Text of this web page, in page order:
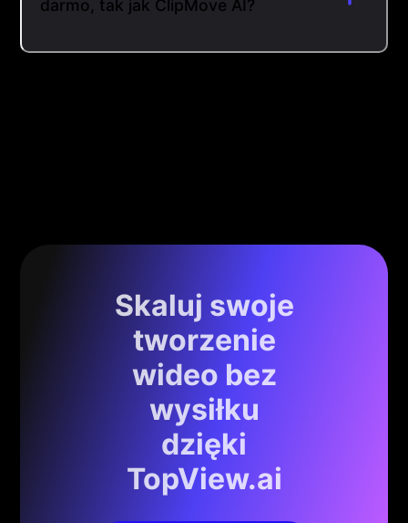
darmo, tak jak ClipMove AI?
Skaluj swoje
tworzenie
wideo bez
wysiłku
dzięki
TopView.ai